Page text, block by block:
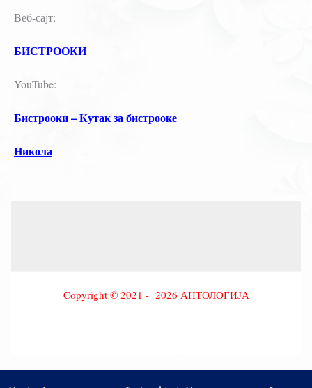
Веб-сајт:
БИСТРООКИ
YouTube:
Бистрооки – Кутак за бистрооке
Никола
Copyright © 2021 - 2026 АНТОЛОГИЈА